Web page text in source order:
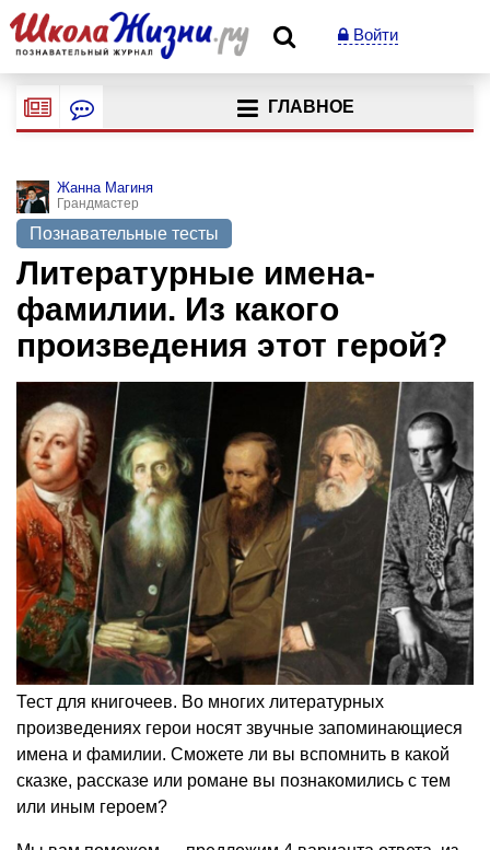
Войти
ГЛАВНОЕ
Жанна Магиня
Грандмастер
Познавательные тесты
Литературные имена-
фамилии. Из какого
произведения этот герой?
Тест для книгочеев. Во многих литературных
произведениях герои носят звучные запоминающиеся
имена и фамилии. Сможете ли вы вспомнить в какой
сказке, рассказе или романе вы познакомились с тем
или иным героем?